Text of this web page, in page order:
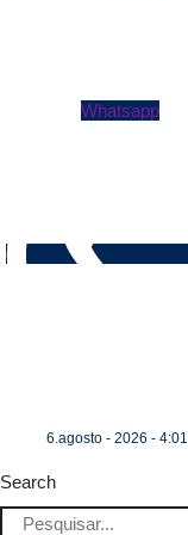
Whatsapp
6.agosto - 2026 - 4:01
Search